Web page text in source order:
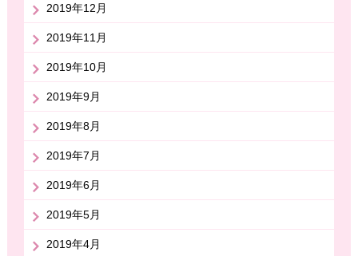
2019年12月
2019年11月
2019年10月
2019年9月
2019年8月
2019年7月
2019年6月
2019年5月
2019年4月